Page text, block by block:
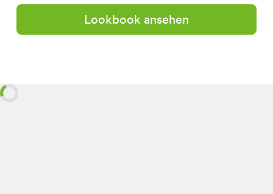
Lookbook ansehen